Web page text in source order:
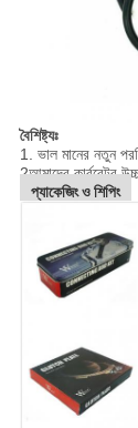
বৈশিষ্ট্যঃ
1. ভাল মানের নতুন
2আমাদের কার্বুরেটর
প্যাকেজিং ও শিপিং